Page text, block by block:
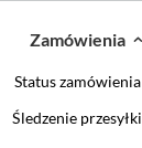
Zamówienia
Status zamówienia
Śledzenie przesyłki